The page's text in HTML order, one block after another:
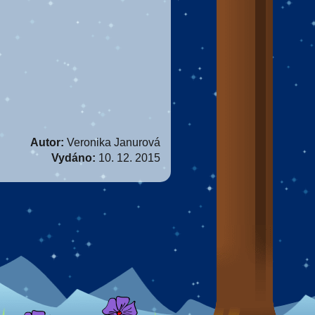
Autor: Veronika Janurová
Vydáno: 10. 12. 2015